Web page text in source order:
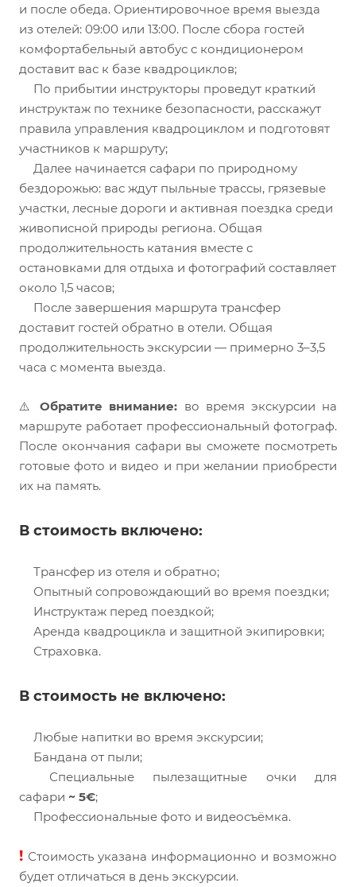
и после обеда. Ориентировочное время выезда
из отелей: 09:00 или 13:00. После сбора гостей
комфортабельный автобус с кондиционером
доставит вас к базе квадроциклов;
По прибытии инструкторы проведут краткий
инструктаж по технике безопасности, расскажут
правила управления квадроциклом и подготовят
участников к маршруту;
Далее начинается сафари по природному
бездорожью: вас ждут пыльные трассы, грязевые
участки, лесные дороги и активная поездка среди
живописной природы региона. Общая
продолжительность катания вместе с
остановками для отдыха и фотографий составляет
около 1,5 часов;
После завершения маршрута трансфер
доставит гостей обратно в отели. Общая
продолжительность экскурсии — примерно 3–3,5
часа с момента выезда.
⚠️Обратите внимание: во время экскурсии на
маршруте работает профессиональный фотограф.
После окончания сафари вы сможете посмотреть
готовые фото и видео и при желании приобрести
их на память.
В стоимость включено:
Трансфер из отеля и обратно;
Опытный сопровождающий во время поездки;
Инструктаж перед поездкой;
Аренда квадроцикла и защитной экипировки;
Страховка.
В стоимость не включено:
Любые напитки во время экскурсии;
Бандана от пыли;
Специальные пылезащитные очки для
сафари ~ 5€;
Профессиональные фото и видеосъёмка.
! Стоимость указана информационно и возможно
будет отличаться в день экскурсии.